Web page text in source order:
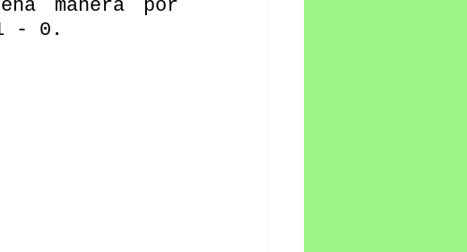
manera por
- 0.